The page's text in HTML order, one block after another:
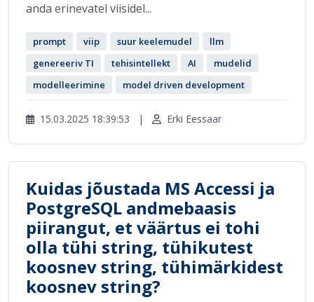
anda erinevatel viisidel...
prompt viip suur keelemudel
llm
genereeriv TI
tehisintellekt AI
mudelid
modelleerimine
model driven development
15.03.2025 18:39:53 | Erki Eessaar
Kuidas jõustada MS Accessi ja
PostgreSQL andmebaasis
piirangut, et väärtus ei tohi
olla tühi string, tühikutest
koosnev string, tühimärkidest
koosnev string?